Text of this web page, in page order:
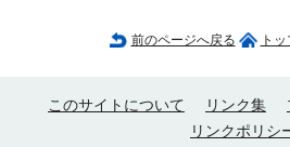
前のページへ戻る ト
このサイトについて リンク集
リンクポリシ